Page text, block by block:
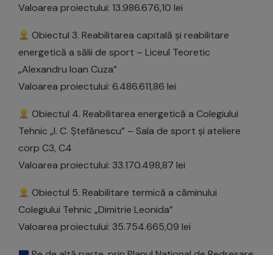
Valoarea proiectului: 13.986.676,10 lei
Obiectul 3. Reabilitarea capitală și reabilitare
energetică a sălii de sport – Liceul Teoretic
„Alexandru Ioan Cuza”
Valoarea proiectului: 6.486.611,86 lei
Obiectul 4. Reabilitarea energetică a Colegiului
Tehnic „I. C. Ștefănescu” – Sala de sport și ateliere
corp C3, C4
Valoarea proiectului: 33.170.498,87 lei
Obiectul 5. Reabilitare termică a căminului
Colegiului Tehnic „Dimitrie Leonida”
Valoarea proiectului: 35.754.665,09 lei